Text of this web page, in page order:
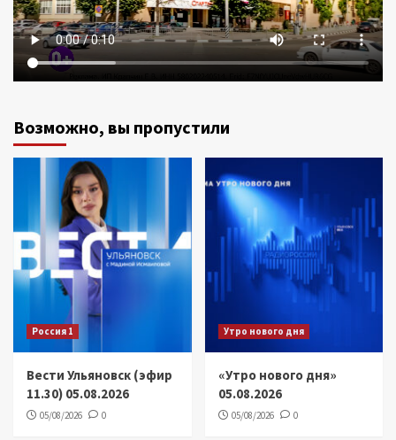
Возможно, вы пропустили
Россия 1
Вести Ульяновск (эфир
11.30) 05.08.2026
05/08/2026 0
Утро нового дня
«Утро нового дня»
05.08.2026
05/08/2026 0